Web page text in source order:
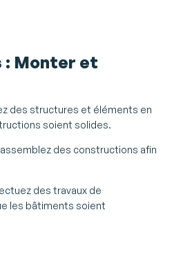
: Monter et
des structures et éléments en
soient solides.
des constructions afin
des travaux de
les bâtiments soient